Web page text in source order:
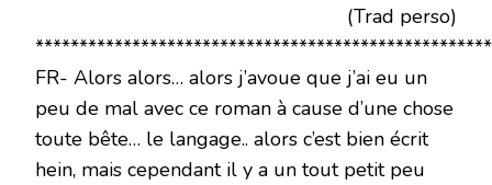
(Trad perso)
FR- Alors alors… alors j’avoue que j’ai eu un
peu de mal avec ce roman à cause d’une chose
toute bête… le langage.. alors c’est bien écrit
hein, mais cependant il y a un tout petit peu